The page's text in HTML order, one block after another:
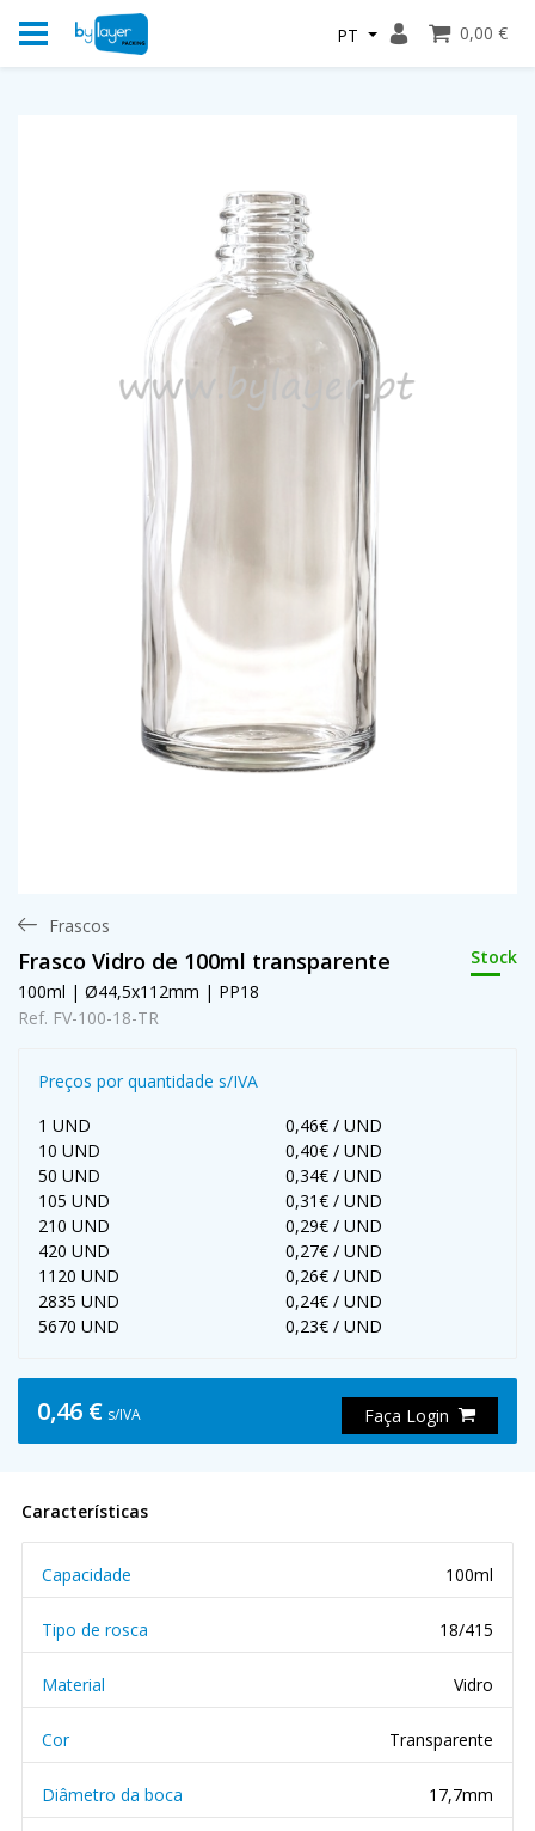
PT 0,00 €
Frascos
Frasco Vidro de 100ml transparente
Stock
100ml | Ø44,5x112mm | PP18
Ref. FV-100-18-TR
Preços por quantidade s/IVA
1 UND
0,46€ / UND
10 UND
0,40€ / UND
50 UND
0,34€ / UND
105 UND
0,31€ / UND
210 UND
0,29€ / UND
420 UND
0,27€ / UND
1120 UND
0,26€ / UND
2835 UND
0,24€ / UND
5670 UND
0,23€ / UND
0,46 € s/IVA Faça Login
Características
Capacidade 100ml
Tipo de rosca 18/415
Material Vidro
Cor Transparente
Diâmetro da boca 17,7mm